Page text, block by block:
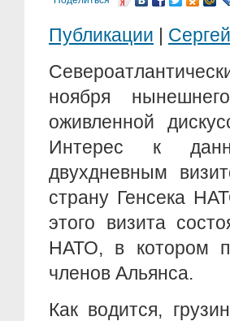
Публикации |
ноября
оживленной
Интерес к
двухдневным
страну Генсека
этого визита
НАТО, в котором
членов Альянса.
Как водится,